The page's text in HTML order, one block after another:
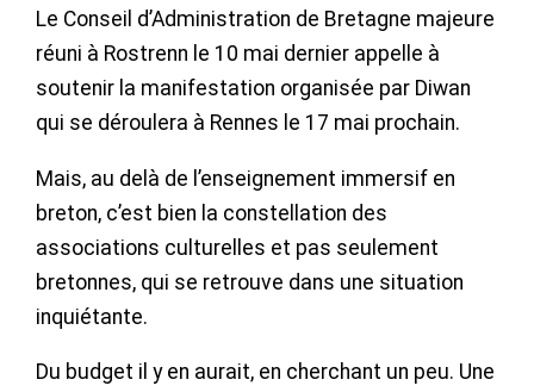
Le Conseil d’Administration de Bretagne majeure
réuni à Rostrenn le 10 mai dernier appelle à
soutenir la manifestation organisée par Diwan
qui se déroulera à Rennes le 17 mai prochain.
Mais, au delà de l’enseignement immersif en
breton, c’est bien la constellation des
associations culturelles et pas seulement
bretonnes, qui se retrouve dans une situation
inquiétante.
Du budget il y en aurait, en cherchant un peu. Une